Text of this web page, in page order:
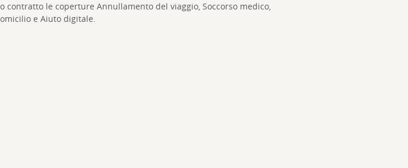
contratto le coperture Annullamento del viaggio, Soccorso medico,
e Aiuto digitale.